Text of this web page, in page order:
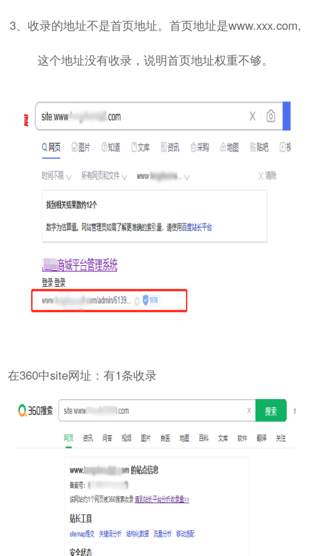
3、收录的地址不是首页地址。首页地址是www.xxx.com,
这个地址没有收录，说明首页地址权重不够。
在360中site网址：有1条收录